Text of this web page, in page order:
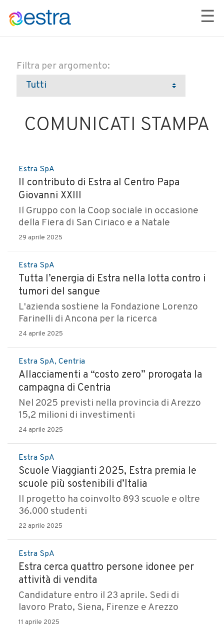
☰
Filtra per argomento:
COMUNICATI STAMPA
Estra SpA
Il contributo di Estra al Centro Papa
Giovanni XXIII
Il Gruppo con la Coop sociale in occasione
della Fiera di San Ciriaco e a Natale
29 aprile 2025
Estra SpA
Tutta l’energia di Estra nella lotta contro i
tumori del sangue
L'azienda sostiene la Fondazione Lorenzo
Farinelli di Ancona per la ricerca
24 aprile 2025
Estra SpA, Centria
Allacciamenti a “costo zero” prorogata la
campagna di Centria
Nel 2025 previsti nella provincia di Arezzo
15,2 milioni di investimenti
24 aprile 2025
Estra SpA
Scuole Viaggianti 2025, Estra premia le
scuole più sostenibili d’Italia
Il progetto ha coinvolto 893 scuole e oltre
36.000 studenti
22 aprile 2025
Estra SpA
Estra cerca quattro persone idonee per
attività di vendita
Candidature entro il 23 aprile. Sedi di
lavoro Prato, Siena, Firenze e Arezzo
11 aprile 2025